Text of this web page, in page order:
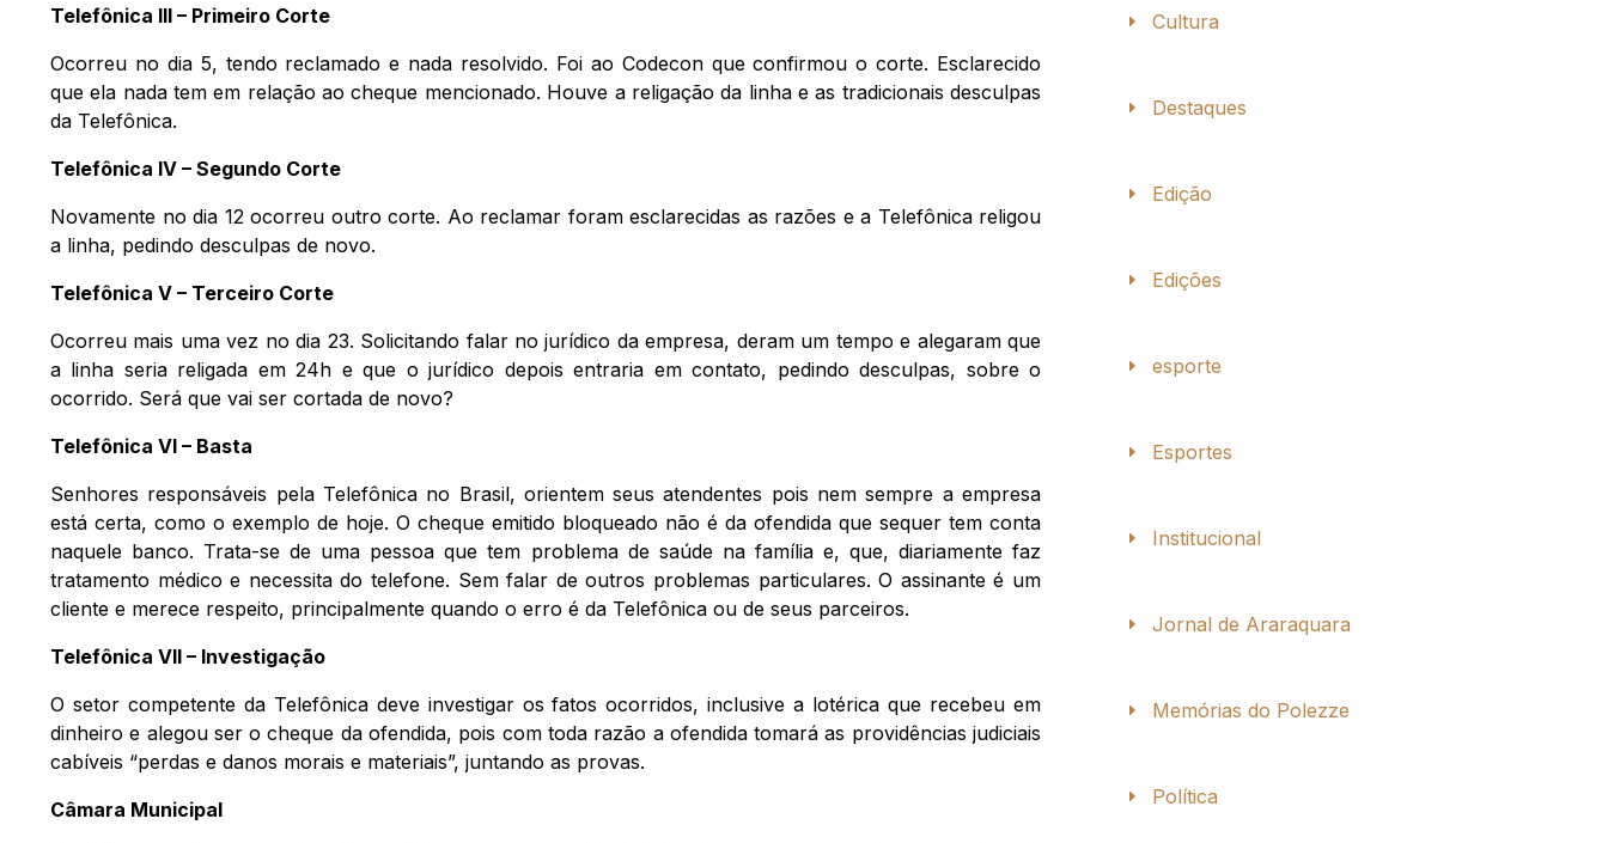
Telefônica III – Primeiro Corte
Ocorreu no dia 5, tendo reclamado e nada resolvido. Foi ao Codecon que confirmou o corte. Esclarecido
que ela nada tem em relação ao cheque mencionado. Houve a religação da linha e as tradicionais desculpas
da Telefônica.
Telefônica IV – Segundo Corte
Novamente no dia 12 ocorreu outro corte. Ao reclamar foram esclarecidas as razões e a Telefônica religou
a linha, pedindo desculpas de novo.
Telefônica V – Terceiro Corte
Ocorreu mais uma vez no dia 23. Solicitando falar no jurídico da empresa, deram um tempo e alegaram que
a linha seria religada em 24h e que o jurídico depois entraria em contato, pedindo desculpas, sobre o
ocorrido. Será que vai ser cortada de novo?
Telefônica VI – Basta
Senhores responsáveis pela Telefônica no Brasil, orientem seus atendentes pois nem sempre a empresa
está certa, como o exemplo de hoje. O cheque emitido bloqueado não é da ofendida que sequer tem conta
naquele banco. Trata-se de uma pessoa que tem problema de saúde na família e, que, diariamente faz
tratamento médico e necessita do telefone. Sem falar de outros problemas particulares. O assinante é um
cliente e merece respeito, principalmente quando o erro é da Telefônica ou de seus parceiros.
Telefônica VII – Investigação
O setor competente da Telefônica deve investigar os fatos ocorridos, inclusive a lotérica que recebeu em
dinheiro e alegou ser o cheque da ofendida, pois com toda razão a ofendida tomará as providências judiciais
cabíveis “perdas e danos morais e materiais”, juntando as provas.
Câmara Municipal
Cultura
Destaques
Edição
Edições
esporte
Esportes
Institucional
Jornal de Araraquara
Memórias do Polezze
Política